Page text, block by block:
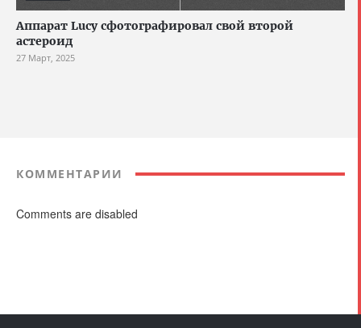
Аппарат Lucy сфотографировал свой второй
астероид
27 Март, 2025
КОММЕНТАРИИ
Comments are disabled